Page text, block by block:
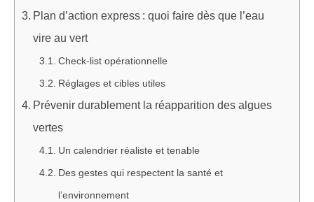
Plan d’action express : quoi faire dès que l’eau
vire au vert
Check-list opérationnelle
Réglages et cibles utiles
Prévenir durablement la réapparition des algues
vertes
Un calendrier réaliste et tenable
Des gestes qui respectent la santé et
l’environnement